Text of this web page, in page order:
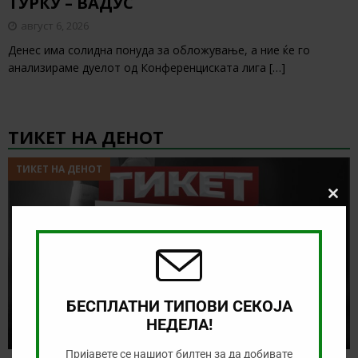
август 6, 2026
Денес има солидна понуда за обложување, а ние ќе го
анализираме дуелот од Конференциската лига […]
ТИКЕТ НА ДЕНОТ
ТИКЕТ НА ДЕНОТ
БЕСПЛАТНИ ТИПОВИ СЕКОЈА
НЕДЕЛА!
Пријавете се нашиот билтен за да добивате